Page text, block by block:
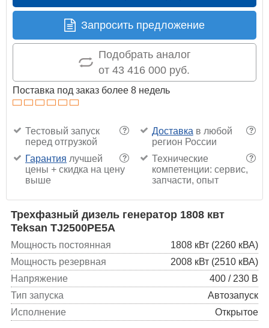
Запросить предложение
Подобрать аналог
от 43 416 000 руб.
Поставка под заказ более 8 недель
?
Тестовый запуск
перед отгрузкой
?
Доставка в любой
регион России
?
Гарантия лучшей
цены + скидка на цену
выше
?
Технические
компетенции: сервис,
запчасти, опыт
Трехфазный дизель генератор 1808 квт
Teksan TJ2500PE5A
Мощность постоянная
1808 кВт (2260 кВА)
Мощность резервная
2008 кВт (2510 кВА)
Напряжение
400 / 230 В
Тип запуска
Автозапуск
Исполнение
Открытое